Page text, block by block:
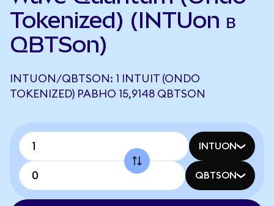
Tokenized) (INTUon в
QBTSon)
INTUON/QBTSON: 1 INTUIT (ONDO
TOKENIZED) РАВНО 15,9148 QBTSON
INTUON
QBTSON